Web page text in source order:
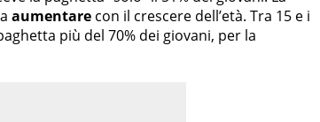
aumentare con il crescere dell’età. Tra 15 e i
più del 70% dei giovani, per la